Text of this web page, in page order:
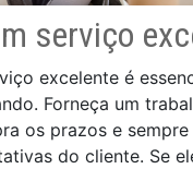
serviço
excelente é
Forneça um
os prazos e
do cliente. Se